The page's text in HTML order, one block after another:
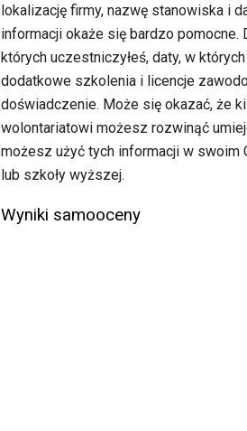
lokalizację firmy, nazwę stanowiska i
informacji okaże się bardzo
których uczestniczyłeś, daty, w
dodatkowe szkolenia i licencje
doświadczenie. Może się okazać, że
wolontariatowi możesz rozwinąć
możesz użyć tych informacji w swoim
lub szkoły wyższej.
Wyniki samooceny